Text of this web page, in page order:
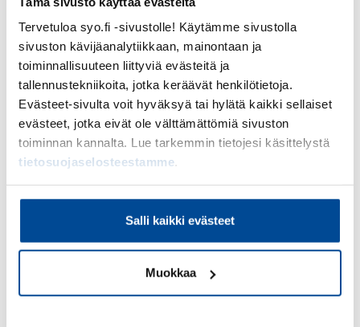
Tervetuloa syo.fi -sivustolle! Käytämme sivustolla
sivuston kävijäanalytiikkaan, mainontaan ja
toiminnallisuuteen liittyviä evästeitä ja
tallennustekniikoita, jotka keräävät henkilötietoja.
Evästeet-sivulta voit hyväksyä tai hylätä kaikki sellaiset
evästeet, jotka eivät ole välttämättömiä sivuston
toiminnan kannalta. Lue tarkemmin tietojesi käsittelystä
tietosuojaselosteestamme.
Salli kaikki evästeet
Muokkaa
Kyberturvallisuuden perusteet